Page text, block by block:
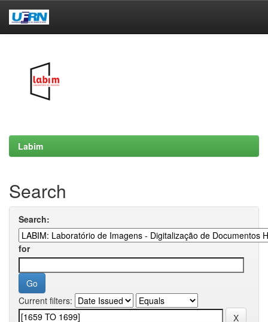
Labim
Search
Search:
for
Current filters: